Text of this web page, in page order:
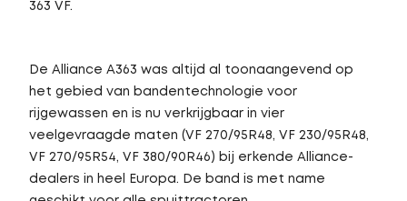
363 VF.
De Alliance A363 was altijd al toonaangevend op
het gebied van bandentechnologie voor
rijgewassen en is nu verkrijgbaar in vier
veelgevraagde maten (VF 270/95R48, VF 230/95R48,
VF 270/95R54, VF 380/90R46) bij erkende Alliance-
dealers in heel Europa. De band is met name